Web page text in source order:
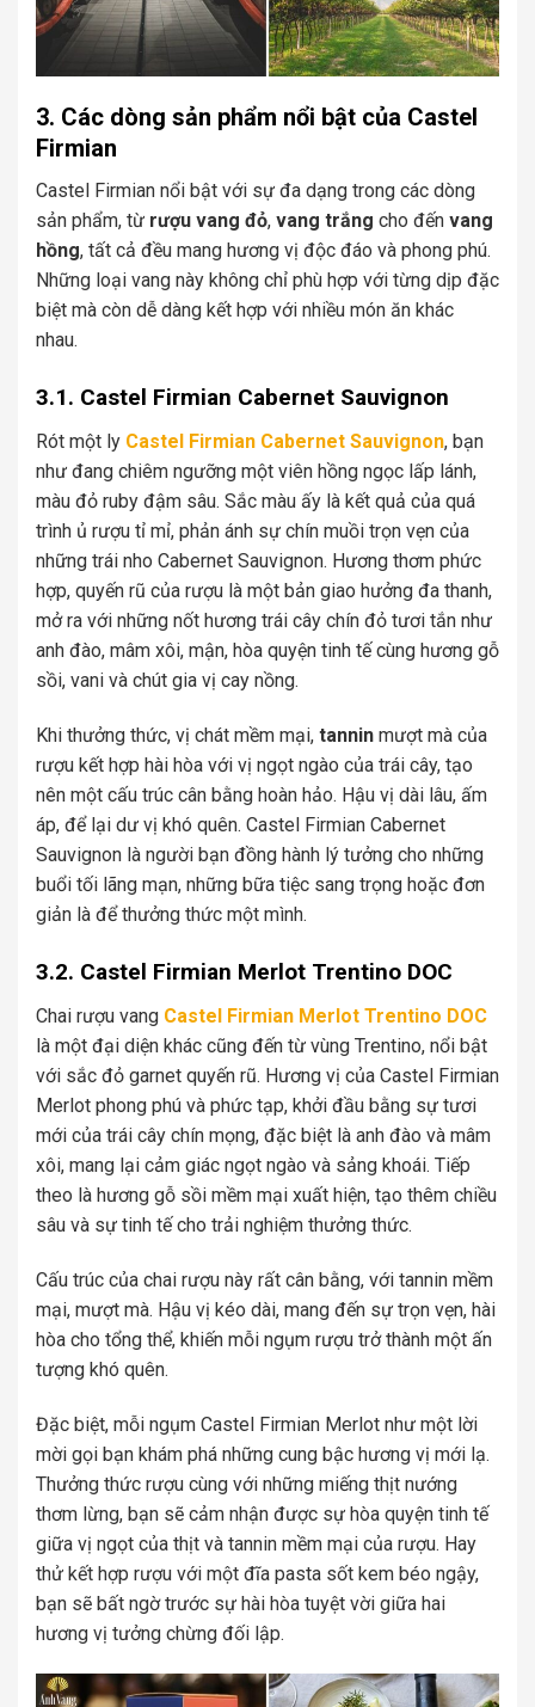
3. Các dòng sản phẩm nổi bật của Castel
Firmian
Castel Firmian nổi bật với sự đa dạng trong các dòng
sản phẩm, từ rượu vang đỏ, vang trắng cho đến vang
hồng, tất cả đều mang hương vị độc đáo và phong phú.
Những loại vang này không chỉ phù hợp với từng dịp đặc
biệt mà còn dễ dàng kết hợp với nhiều món ăn khác
nhau.
3.1. Castel Firmian Cabernet Sauvignon
Rót một ly Castel Firmian Cabernet Sauvignon, bạn
như đang chiêm ngưỡng một viên hồng ngọc lấp lánh,
màu đỏ ruby đậm sâu. Sắc màu ấy là kết quả của quá
trình ủ rượu tỉ mỉ, phản ánh sự chín muồi trọn vẹn của
những trái nho Cabernet Sauvignon. Hương thơm phức
hợp, quyến rũ của rượu là một bản giao hưởng đa thanh,
mở ra với những nốt hương trái cây chín đỏ tươi tắn như
anh đào, mâm xôi, mận, hòa quyện tinh tế cùng hương gỗ
sồi, vani và chút gia vị cay nồng.
Khi thưởng thức, vị chát mềm mại, tannin mượt mà của
rượu kết hợp hài hòa với vị ngọt ngào của trái cây, tạo
nên một cấu trúc cân bằng hoàn hảo. Hậu vị dài lâu, ấm
áp, để lại dư vị khó quên. Castel Firmian Cabernet
Sauvignon là người bạn đồng hành lý tưởng cho những
buổi tối lãng mạn, những bữa tiệc sang trọng hoặc đơn
giản là để thưởng thức một mình.
3.2. Castel Firmian Merlot Trentino DOC
Chai rượu vang Castel Firmian Merlot Trentino DOC
là một đại diện khác cũng đến từ vùng Trentino, nổi bật
với sắc đỏ garnet quyến rũ. Hương vị của Castel Firmian
Merlot phong phú và phức tạp, khởi đầu bằng sự tươi
mới của trái cây chín mọng, đặc biệt là anh đào và mâm
xôi, mang lại cảm giác ngọt ngào và sảng khoái. Tiếp
theo là hương gỗ sồi mềm mại xuất hiện, tạo thêm chiều
sâu và sự tinh tế cho trải nghiệm thưởng thức.
Cấu trúc của chai rượu này rất cân bằng, với tannin mềm
mại, mượt mà. Hậu vị kéo dài, mang đến sự trọn vẹn, hài
hòa cho tổng thể, khiến mỗi ngụm rượu trở thành một ấn
tượng khó quên.
Đặc biệt, mỗi ngụm Castel Firmian Merlot như một lời
mời gọi bạn khám phá những cung bậc hương vị mới lạ.
Thưởng thức rượu cùng với những miếng thịt nướng
thơm lừng, bạn sẽ cảm nhận được sự hòa quyện tinh tế
giữa vị ngọt của thịt và tannin mềm mại của rượu. Hay
thử kết hợp rượu với một đĩa pasta sốt kem béo ngậy,
bạn sẽ bất ngờ trước sự hài hòa tuyệt vời giữa hai
hương vị tưởng chừng đối lập.